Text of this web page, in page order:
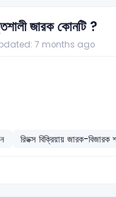
জারক কোনটি ?
7 months ago
রিডক্স বিক্রিয়ায় জারক-